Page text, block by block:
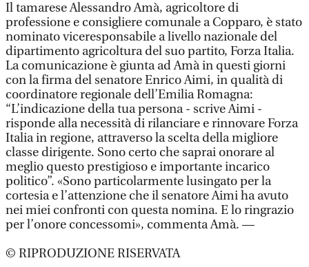
Il tamarese Alessandro Amà, agricoltore di
professione e consigliere comunale a Copparo, è stato
nominato viceresponsabile a livello nazionale del
dipartimento agricoltura del suo partito, Forza Italia.
La comunicazione è giunta ad Amà in questi giorni
con la firma del senatore Enrico Aimi, in qualità di
coordinatore regionale dell’Emilia Romagna:
“L’indicazione della tua persona - scrive Aimi -
risponde alla necessità di rilanciare e rinnovare Forza
Italia in regione, attraverso la scelta della migliore
classe dirigente. Sono certo che saprai onorare al
meglio questo prestigioso e importante incarico
politico”. «Sono particolarmente lusingato per la
cortesia e l’attenzione che il senatore Aimi ha avuto
nei miei confronti con questa nomina. E lo ringrazio
per l’onore concessomi», commenta Amà. —
© RIPRODUZIONE RISERVATA